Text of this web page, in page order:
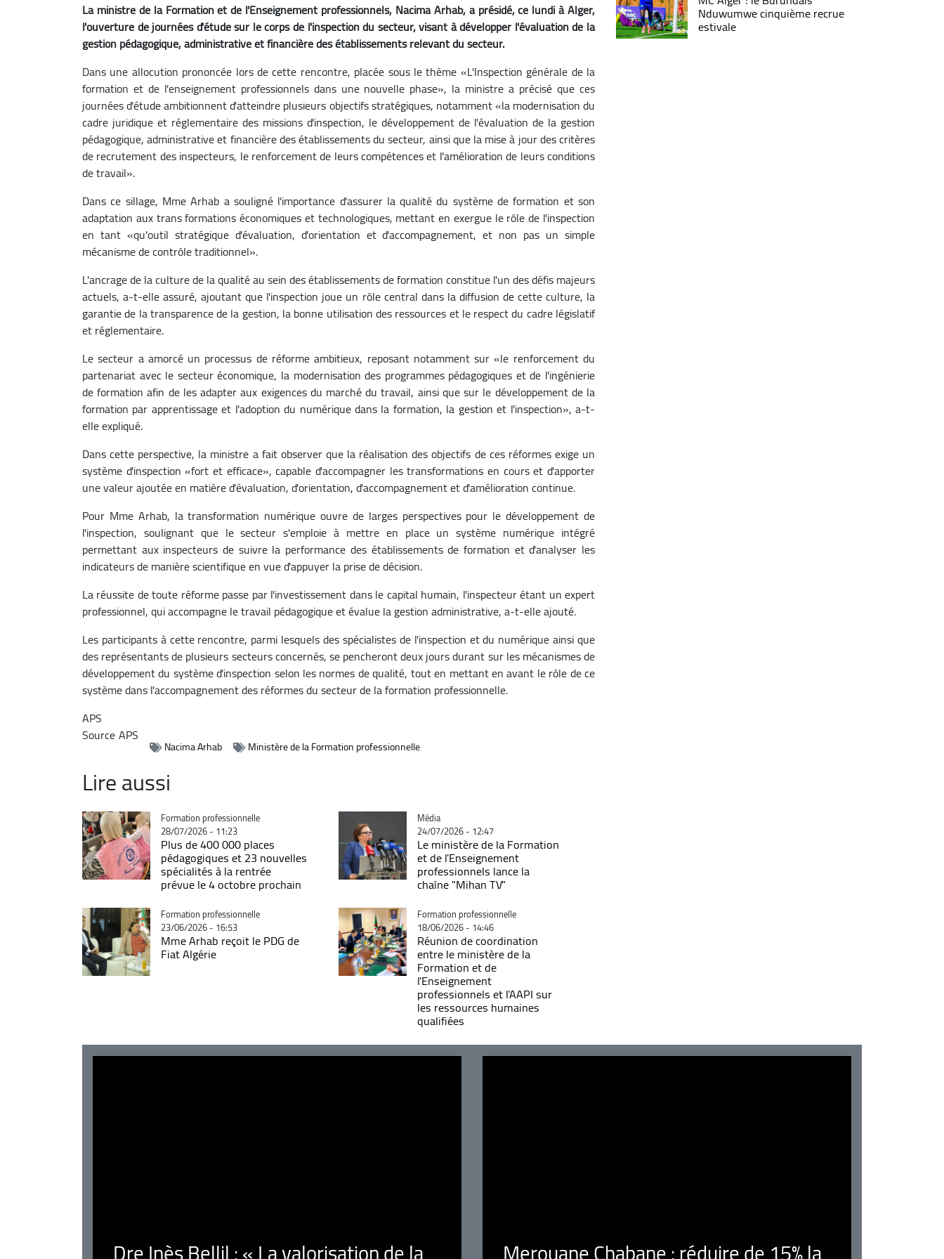
La ministre de la Formation et de l'Enseignement professionnels, Nacima Arhab, a présidé, ce lundi à Alger,
l'ouverture de journées d'étude sur le corps de l'inspection du secteur, visant à développer l'évaluation de la
gestion pédagogique, administrative et financière des établissements relevant du secteur.
Dans une allocution prononcée lors de cette rencontre, placée sous le thème «L'Inspection générale de la
formation et de l'enseignement professionnels dans une nouvelle phase», la ministre a précisé que ces
journées d'étude ambitionnent d'atteindre plusieurs objectifs stratégiques, notamment «la modernisation du
cadre juridique et réglementaire des missions d'inspection, le développement de l'évaluation de la gestion
pédagogique, administrative et financière des établissements du secteur, ainsi que la mise à jour des critères
de recrutement des inspecteurs, le renforcement de leurs compétences et l'amélioration de leurs conditions
de travail».
Dans ce sillage, Mme Arhab a souligné l'importance d'assurer la qualité du système de formation et son
adaptation aux trans formations économiques et technologiques, mettant en exergue le rôle de l'inspection
en tant «qu'outil stratégique d'évaluation, d'orientation et d'accompagnement, et non pas un simple
mécanisme de contrôle traditionnel».
L'ancrage de la culture de la qualité au sein des établissements de formation constitue l'un des défis majeurs
actuels, a-t-elle assuré, ajoutant que l'inspection joue un rôle central dans la diffusion de cette culture, la
garantie de la transparence de la gestion, la bonne utilisation des ressources et le respect du cadre législatif
et réglementaire.
Le secteur a amorcé un processus de réforme ambitieux, reposant notamment sur «le renforcement du
partenariat avec le secteur économique, la modernisation des programmes pédagogiques et de l'ingénierie
de formation afin de les adapter aux exigences du marché du travail, ainsi que sur le développement de la
formation par apprentissage et l'adoption du numérique dans la formation, la gestion et l'inspection», a-t-
elle expliqué.
Dans cette perspective, la ministre a fait observer que la réalisation des objectifs de ces réformes exige un
système d'inspection «fort et efficace», capable d'accompagner les transformations en cours et d'apporter
une valeur ajoutée en matière d'évaluation, d'orientation, d'accompagnement et d'amélioration continue.
Pour Mme Arhab, la transformation numérique ouvre de larges perspectives pour le développement de
l'inspection, soulignant que le secteur s'emploie à mettre en place un système numérique intégré
permettant aux inspecteurs de suivre la performance des établissements de formation et d'analyser les
indicateurs de manière scientifique en vue d'appuyer la prise de décision.
La réussite de toute réforme passe par l'investissement dans le capital humain, l'inspecteur étant un expert
professionnel, qui accompagne le travail pédagogique et évalue la gestion administrative, a-t-elle ajouté.
Les participants à cette rencontre, parmi lesquels des spécialistes de l'inspection et du numérique ainsi que
des représentants de plusieurs secteurs concernés, se pencheront deux jours durant sur les mécanismes de
développement du système d'inspection selon les normes de qualité, tout en mettant en avant le rôle de ce
système dans l'accompagnement des réformes du secteur de la formation professionnelle.
APS
SourceAPS
Nacima Arhab Ministère de la Formation professionnelle
Lire aussi
Catégorie
Formation professionnelle
28/07/2026 - 11:23
Plus de 400 000 places
pédagogiques et 23 nouvelles
spécialités à la rentrée
prévue le 4 octobre prochain
Catégorie
Média
24/07/2026 - 12:47
Le ministère de la Formation
et de l'Enseignement
professionnels lance la
chaîne "Mihan TV"
Catégorie
Formation professionnelle
23/06/2026 - 16:53
Mme Arhab reçoit le PDG de
Fiat Algérie
Catégorie
Formation professionnelle
18/06/2026 - 14:46
Réunion de coordination
entre le ministère de la
Formation et de
l'Enseignement
professionnels et l'AAPI sur
les ressources humaines
qualifiées
Nduwumwe cinquième recrue
estivale